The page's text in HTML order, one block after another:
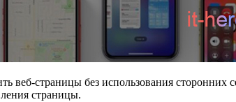
веб-страницы без использования сторонних
страницы.